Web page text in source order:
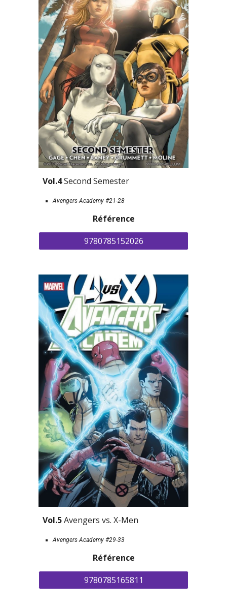
Vol.4 Second Semester
Avengers Academy #21-28
Référence
9780785152026
Vol.5 Avengers vs. X-Men
Avengers Academy #29-33
Référence
9780785165811